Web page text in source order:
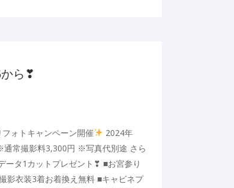
ら❣
フォトキャンペーン開催
2024年
通常撮影料3,300円 ※写真代別途 さら
ータ1カットプレゼント❣ ■お宮参り
影衣装3着お着換え無料 ■キャビネプ